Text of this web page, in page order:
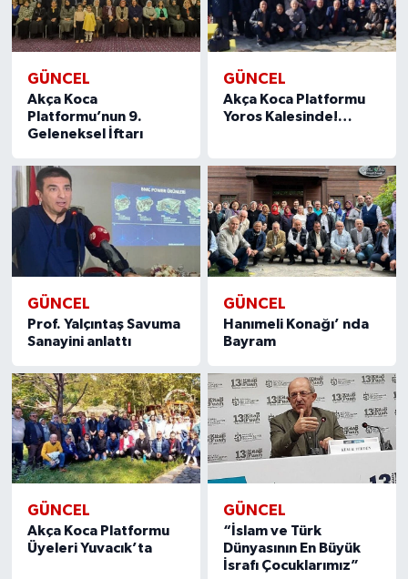
GÜNCEL
Akça Koca
Platformu’nun 9.
Geleneksel İftarı
GÜNCEL
Akça Koca Platformu
Yoros Kalesinde!…
GÜNCEL
Prof. Yalçıntaş Savuma
Sanayini anlattı
GÜNCEL
Hanımeli Konağı’ nda
Bayram
GÜNCEL
Akça Koca Platformu
Üyeleri Yuvacık’ta
GÜNCEL
“İslam ve Türk
Dünyasının En Büyük
İsrafı Çocuklarımız”